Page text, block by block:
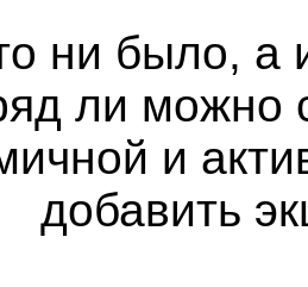
ни было, а
ли можно
и
добавить